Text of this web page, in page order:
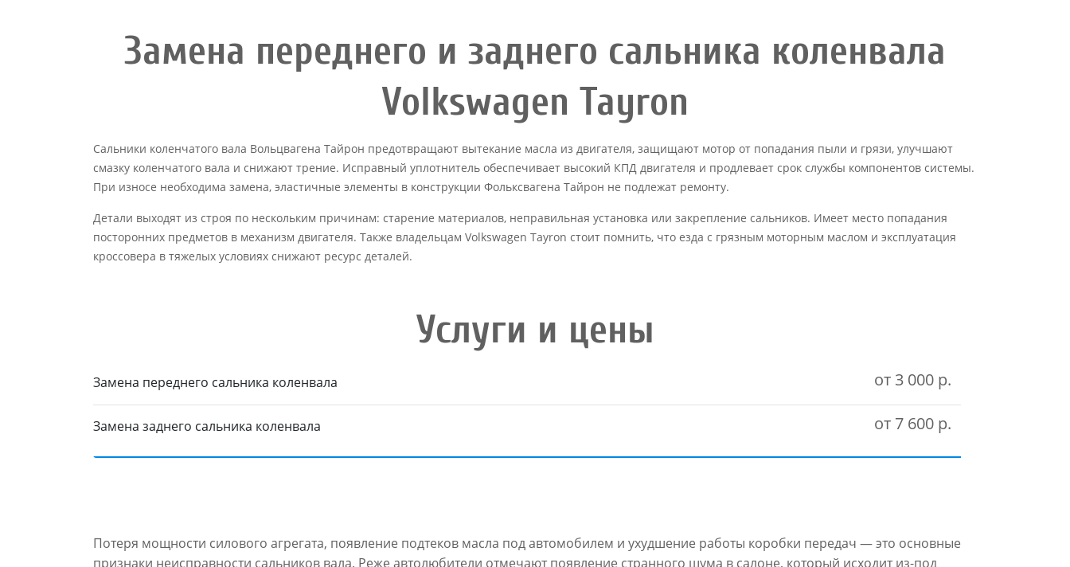
Замена переднего и заднего сальника коленвала
Volkswagen Tayron
Сальники коленчатого вала Вольцвагена Тайрон предотвращают вытекание масла из двигателя, защищают мотор от попадания пыли и грязи, улучшают
смазку коленчатого вала и снижают трение. Исправный уплотнитель обеспечивает высокий КПД двигателя и продлевает срок службы компонентов системы.
При износе необходима замена, эластичные элементы в конструкции Фольксвагена Тайрон не подлежат ремонту.
Детали выходят из строя по нескольким причинам: старение материалов, неправильная установка или закрепление сальников. Имеет место попадания
посторонних предметов в механизм двигателя. Также владельцам Volkswagen Tayron стоит помнить, что езда с грязным моторным маслом и эксплуатация
кроссовера в тяжелых условиях снижают ресурс деталей.
Услуги и цены
Замена переднего сальника коленвала от 3 000 р.
Замена заднего сальника коленвала от 7 600 р.
Потеря мощности силового агрегата, появление подтеков масла под автомобилем и ухудшение работы коробки передач — это основные
признаки неисправности сальников вала. Реже автолюбители отмечают появление странного шума в салоне, который исходит из-под